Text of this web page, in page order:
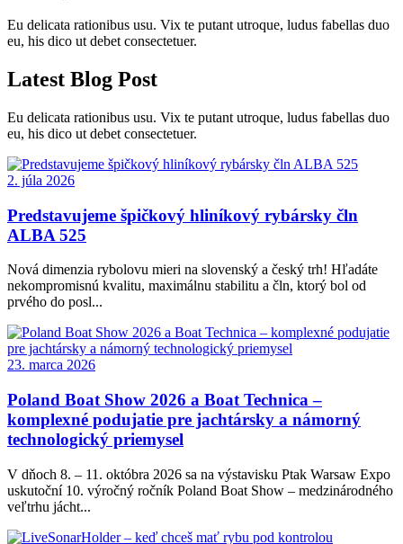
Eu delicata rationibus usu. Vix te putant utroque, ludus fabellas duo
eu, his dico ut debet consectetuer.
Latest Blog Post
Eu delicata rationibus usu. Vix te putant utroque, ludus fabellas duo
eu, his dico ut debet consectetuer.
2. júla 2026
Predstavujeme špičkový hliníkový rybársky čln
ALBA 525
Nová dimenzia rybolovu mieri na slovenský a český trh! Hľadáte
nekompromisnú kvalitu, maximálnu stabilitu a čln, ktorý bol od
prvého do posl...
23. marca 2026
Poland Boat Show 2026 a Boat Technica –
komplexné podujatie pre jachtársky a námorný
technologický priemysel
V dňoch 8. – 11. októbra 2026 sa na výstavisku Ptak Warsaw Expo
uskutoční 10. výročný ročník Poland Boat Show – medzinárodného
veľtrhu jácht...